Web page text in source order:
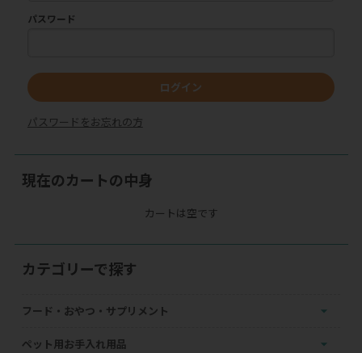
パスワード
ログイン
パスワードをお忘れの方
現在のカートの中身
カートは空です
カテゴリーで探す
フード・おやつ・サプリメント
ペット用お手入れ用品